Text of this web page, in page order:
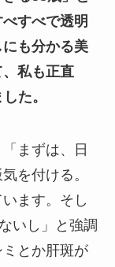
すべで透明
も分かる美
私も正直
た。
まずは、日
を付ける。
ます。そし
いし」と強調
とか肝斑が